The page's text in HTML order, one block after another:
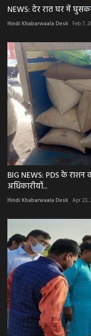
NEWS: देर रात घर में
Hindi Khabarwaala Desk Feb 7,
BIG NEWS: PDS के
अधिकारीयों...
Hindi Khabarwaala Desk Apr 23,